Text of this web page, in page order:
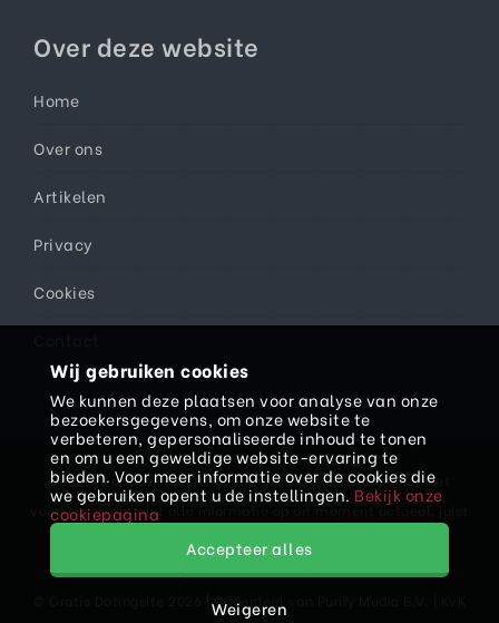
Over deze website
Home
Over ons
Artikelen
Privacy
Cookies
Ondanks dat de website met grote zorg is opgezet, kan het
voorkomen dat niet alle informatie op dit moment actueel, juist
en/of volledig is. Daarom kan er aan teksten, prijzen en/of
informatie geen rechten worden ontleend.
© Gratis Datingsite 2026 | Onderdeel van
Wij gebruiken cookies
We kunnen deze plaatsen voor analyse van onze
bezoekersgegevens, om onze website te
verbeteren, gepersonaliseerde inhoud te tonen
en om u een geweldige website-ervaring te
bieden. Voor meer informatie over de cookies die
we gebruiken opent u de instellingen. Bekijk onze
cookiepagina
Accepteer alles
Weigeren